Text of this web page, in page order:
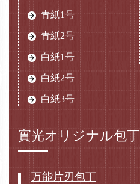
青紙1号
青紙2号
白紙1号
白紙2号
白紙3号
實光オリジナル包丁
万能片刃包丁